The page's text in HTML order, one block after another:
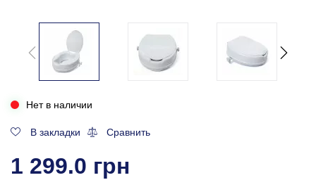
Нет в наличии
В закладки Сравнить
1 299.0 грн